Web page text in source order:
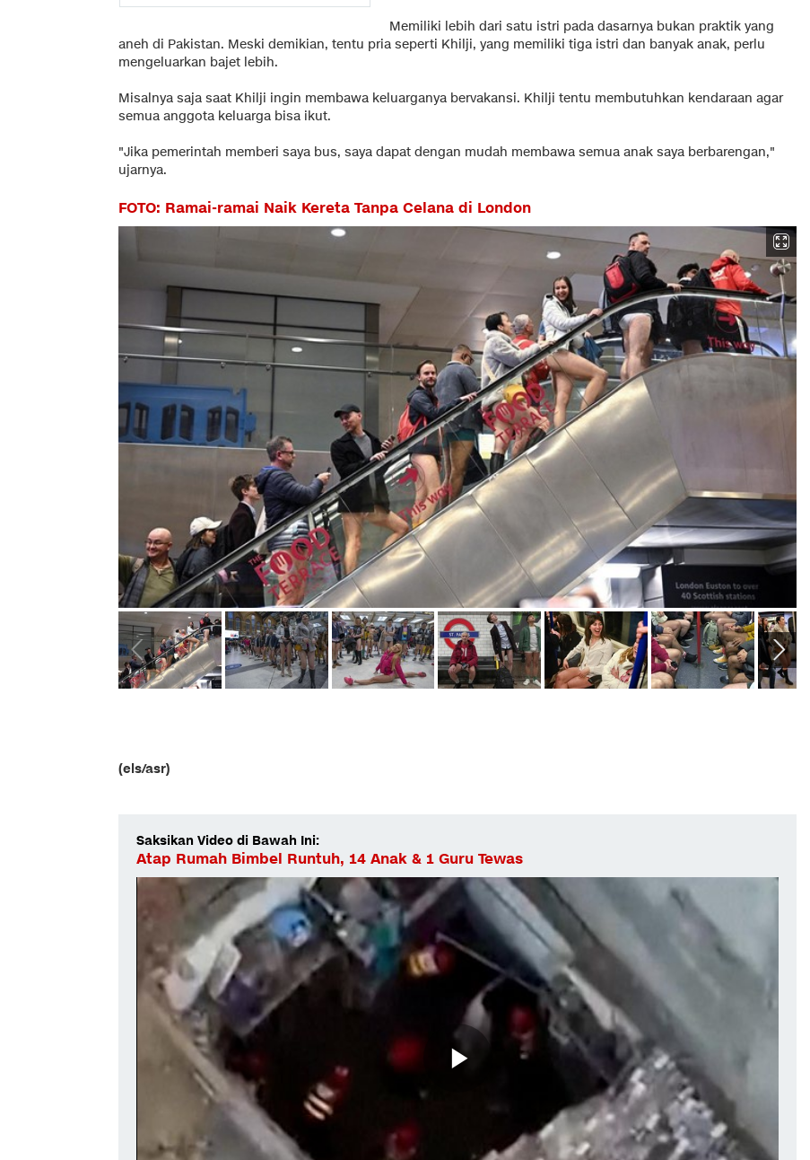
Memiliki lebih dari satu istri pada dasarnya bukan praktik yang
aneh di Pakistan. Meski demikian, tentu pria seperti Khilji, yang memiliki tiga istri dan banyak anak, perlu
mengeluarkan bajet lebih.
Misalnya saja saat Khilji ingin membawa keluarganya bervakansi. Khilji tentu membutuhkan kendaraan agar
semua anggota keluarga bisa ikut.
"Jika pemerintah memberi saya bus, saya dapat dengan mudah membawa semua anak saya berbarengan,"
ujarnya.
FOTO: Ramai-ramai Naik Kereta Tanpa Celana di London
(els/asr)
Saksikan Video di Bawah Ini:
Atap Rumah Bimbel Runtuh, 14 Anak & 1 Guru Tewas